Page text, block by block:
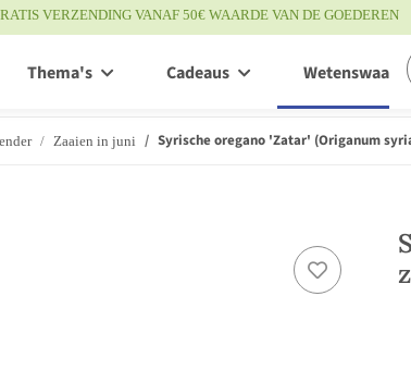
VERZENDING VANAF 50€ WAARDE VAN DE GOEDEREN
Thema's Cadeaus
Zaaien in juni Syrische oregano 'Zatar' (Origanum